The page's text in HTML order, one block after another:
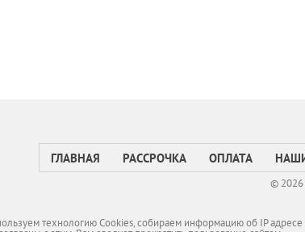
ГЛАВНАЯ РАССРОЧКА ОПЛАТА
© 2026
технологию Cookies, собираем информацию об IP